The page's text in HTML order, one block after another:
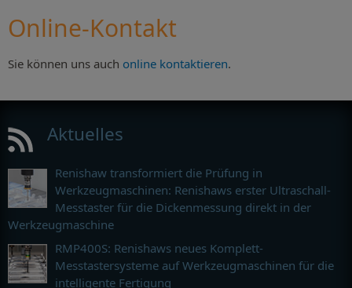
Online-Kontakt
Sie können uns auch online kontaktieren.
Aktuelles
Renishaw transformiert die Prüfung in
Werkzeugmaschinen: Renishaws erster Ultraschall-
Messtaster für die Dickenmessung direkt in der
Werkzeugmaschine
RMP400S: Renishaws neues Komplett-
Messtastersysteme auf Werkzeugmaschinen für die
intelligente Fertigung